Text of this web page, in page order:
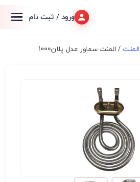
ورود / ثبت نام
المنت/ المنت سماور مدل پلان1000